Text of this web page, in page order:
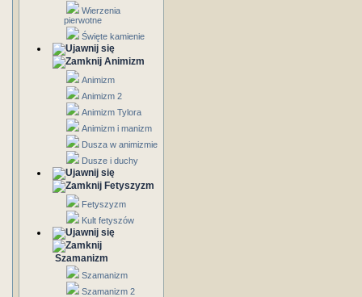
Wierzenia
pierwotne
Święte kamienie
Animizm
Animizm
Animizm 2
Animizm Tylora
Animizm i manizm
Dusza w animizmie
Dusze i duchy
Fetyszyzm
Fetyszyzm
Kult fetyszów
Szamanizm
Szamanizm
Szamanizm 2